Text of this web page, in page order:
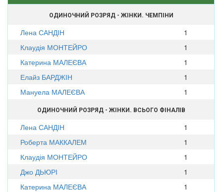
ОДИНОЧНИЙ РОЗРЯД - ЖІНКИ. ЧЕМПІНИ
Лена САНДІН
1
Клаудія МОНТЕЙРО
1
Катерина МАЛЕЄВА
1
Елайз БАРДЖІН
1
Мануела МАЛЕЄВА
1
ОДИНОЧНИЙ РОЗРЯД - ЖІНКИ. ВСЬОГО ФІНАЛІВ
Лена САНДІН
1
Роберта МАККАЛЕМ
1
Клаудія МОНТЕЙРО
1
Джо ДЬЮРІ
1
Катерина МАЛЕЄВА
1